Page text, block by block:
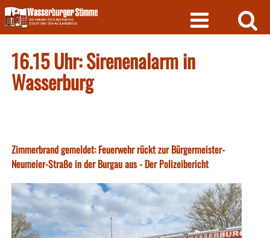
Skip
to
content
16.15 Uhr: Sirenenalarm in
Wasserburg
Zimmerbrand gemeldet: Feuerwehr rückt zur Bürgermeister-
Neumeier-Straße in der Burgau aus - Der Polizeibericht